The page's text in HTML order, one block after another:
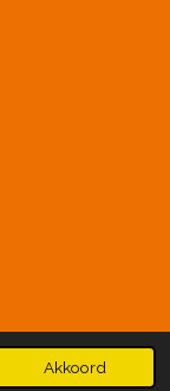
Akkoord